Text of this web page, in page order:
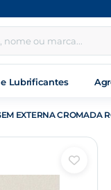
e Lubrificantes
EXTERNA CROMADA